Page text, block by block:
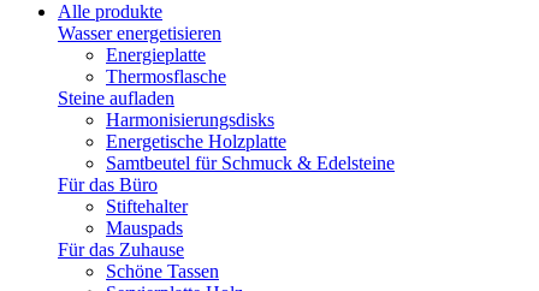
Alle produkte
Wasser energetisieren
Energieplatte​
Thermosflasche
Steine aufladen
Harmonisierungsdisks
Energetische Holzplatte
Samtbeutel für Schmuck & Edelsteine
Für das Büro
Stiftehalter
Mauspads
Für das Zuhause
Schöne Tassen